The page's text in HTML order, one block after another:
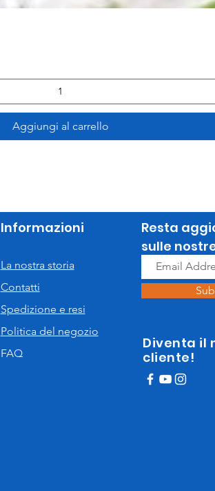
Aggiungi al carrello
Informazioni
La nostra storia
Contatti
Spedizione e resi
Politica del negozio
FAQ
Resta
sulle
Diventa il
cliente!